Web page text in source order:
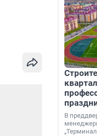
В